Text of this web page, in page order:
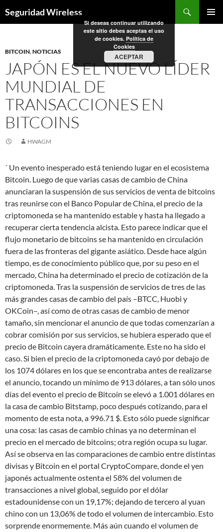
alSeguridad Wireless
BITCOIN,NOTICIAS
JAPÓN ES EL NUEVO LÍDER
MUNDIAL DE
TRANSACCIONES EN
BITCOINS
HWAGM
´ Un evento inesperado está teniendo lugar en el ecosistema
Bitcoin. Luego de que varias casas de cambio de China
anunciaran la suspensión de sus servicios de venta de bitcoins
tras reunirse con el Banco Popular de China, el precio de la
criptomoneda se ha mantenido estable y hasta ha llegado a
recuperar cierta tendencia alcista. Esto parece indicar que el
flujo monetario de bitcoins se ha mantenido en circulación
fuera de las fronteras del gigante asiático. Desde hace algún
tiempo, es de conocimiento público que, por su peso en el
mercado, China ha determinado el precio de cotización de la
criptomoneda. Tras la suspensión de servicios de tres de las
más grandes casas de cambio del país –BTCC, Huobi y
OKCoin–, así como de otras casas de cambio de menor
tamaño, sin mencionar el anuncio de que todas comenzarían a
cobrar comisión por sus servicios, se hubiera esperado que el
precio de Bitcoin cayera dramáticamente. Este no ha sido el
caso. Si bien el precio de la criptomoneda cayó por debajo de
los 1074 dólares en los que se encontraba antes de realizarse
el anuncio, tocando un mínimo de 913 dólares, a tan sólo unos
días del evento el precio de Bitcoin se elevó a 1.001 dólares en
la casa de cambio Bitstamp, poco después cotizando, para el
momento de esta nota, a 996.71 $. Esto sólo puede significar
una cosa: las casas de cambio chinas ya no determinan el
precio en el mercado de bitcoins; otra región ocupa su lugar.
Así se observa en las comparaciones de cambio entre distintas
divisas y Bitcoin en el portal CryptoCompare, donde el yen
japonés actualmente ostenta el 58% del volumen de
transacciones a nivel global, seguido por el dólar
estadounidense con un 19,17%; dejando de tercero al yuan
chino con un 13,06% de todo el volumen de intercambio. Esto
sorprende enormemente. Más aún cuando el volumen de
Si deseas continuar utilizando
este sitio debes aceptas el uso
de cookies. Política de
Cookies
ACEPTAR